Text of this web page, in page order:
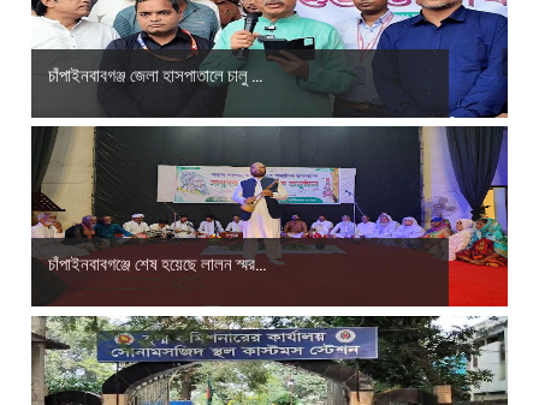
চাঁপাইনবাবগঞ্জ জেলা হাসপাতালে চালু ...
চাঁপাইনবাবগঞ্জে শেষ হয়েছে লালন স্মর...